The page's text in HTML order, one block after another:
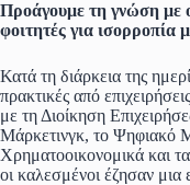
Προάγουμε τη γνώση με
φοιτητές για ισορροπία
Κατά τη διάρκεια της
πρακτικές από
με τη Διοίκηση
Μάρκετινγκ, το Ψηφιακό
Χρηματοοικονομικά και
οι καλεσμένοι έζησαν